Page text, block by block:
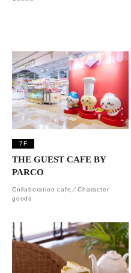
7F
THE GUEST CAFE BY
PARCO
Collaboration cafe／Character
goods